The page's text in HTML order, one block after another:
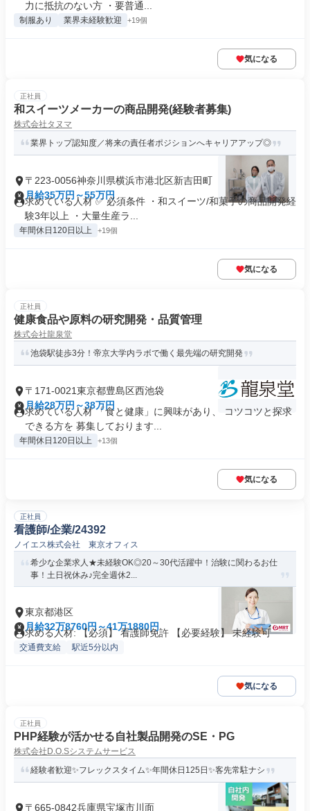
力に抵抗のない方 ・要普通...
制服あり 業界未経験歓迎 +19個
気になる
正社員
和スイーツメーカーの商品開発(経験者募集)
株式会社タヌマ
業界トップ認知度／将来の責任者ポジションへキャリアアップ◎
〒223-0056神奈川県横浜市港北区新吉田町
月給35万円～55万円
求めている人材 ✅ 必須条件 ・和スイーツ/和菓子の商品開発経
験3年以上 ・大量生産ラ...
年間休日120日以上 +19個
気になる
正社員
健康食品や原料の研究開発・品質管理
株式会社龍泉堂
池袋駅徒歩3分！帝京大学内ラボで働く最先端の研究開発
〒171-0021東京都豊島区西池袋
月給28万円～38万円
求めている人材 「食と健康」に興味があり、 コツコツと探求
できる方を 募集しております...
年間休日120日以上 +13個
気になる
正社員
看護師/企業/24392
ノイエス株式会社 東京オフィス
希少な企業求人★未経験OK◎20～30代活躍中！治験に関わるお仕
事！土日祝休み♪完全週休2...
東京都港区
月給32万8760円～41万1880円
求める人材: 【必須】 看護師免許 【必要経験】 未経験可
交通費支給 駅近5分以内
気になる
正社員
PHP経験が活かせる自社製品開発のSE・PG
株式会社D.O.Sシステムサービス
経験者歓迎✨フレックスタイム✨年間休日125日✨客先常駐ナシ
〒665-0842兵庫県宝塚市川面